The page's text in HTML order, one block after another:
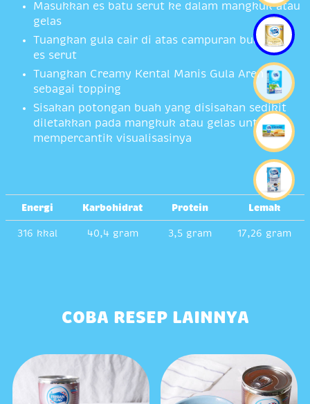
Masukkan es batu serut ke dalam mangkuk atau
gelas
Tuangkan gula cair di atas campuran buah dan
es serut
Tuangkan Creamy Kental Manis Gula Aren
sebagai topping
Sisakan potongan buah yang disisakan sedikit
diletakkan pada mangkuk atau gelas untuk
mempercantik visualisasinya
Energi Karbohidrat Protein Lemak
316 kkal 40,4 gram 3,5 gram 17,26 gram
COBA RESEP LAINNYA